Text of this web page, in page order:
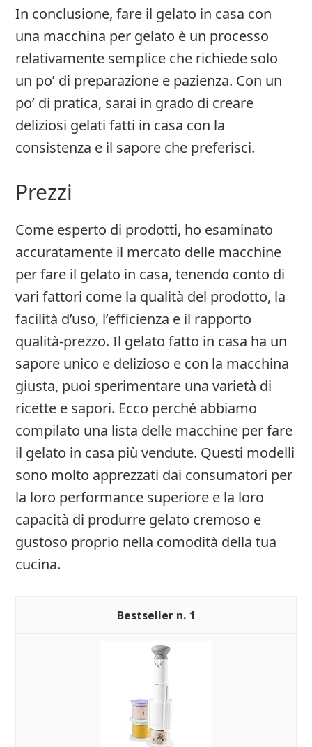
In conclusione, fare il gelato in casa con
una macchina per gelato è un processo
relativamente semplice che richiede solo
un po’ di preparazione e pazienza. Con un
po’ di pratica, sarai in grado di creare
deliziosi gelati fatti in casa con la
consistenza e il sapore che preferisci.
Prezzi
Come esperto di prodotti, ho esaminato
accuratamente il mercato delle macchine
per fare il gelato in casa, tenendo conto di
vari fattori come la qualità del prodotto, la
facilità d’uso, l’efficienza e il rapporto
qualità-prezzo. Il gelato fatto in casa ha un
sapore unico e delizioso e con la macchina
giusta, puoi sperimentare una varietà di
ricette e sapori. Ecco perché abbiamo
compilato una lista delle macchine per fare
il gelato in casa più vendute. Questi modelli
sono molto apprezzati dai consumatori per
la loro performance superiore e la loro
capacità di produrre gelato cremoso e
gustoso proprio nella comodità della tua
cucina.
1